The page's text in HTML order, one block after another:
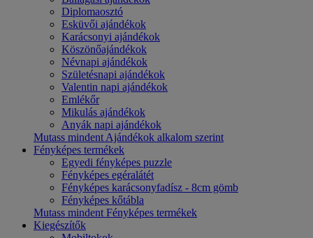
Diplomaosztó
Esküvői ajándékok
Karácsonyi ajándékok
Köszönőajándékok
Névnapi ajándékok
Születésnapi ajándékok
Valentin napi ajándékok
Emlékőr
Mikulás ajándékok
Anyák napi ajándékok
Mutass mindent Ajándékok alkalom szerint
Fényképes termékek
Egyedi fényképes puzzle
Fényképes egéralátét
Fényképes karácsonyfadísz - 8cm gömb
Fényképes kőtábla
Mutass mindent Fényképes termékek
Kiegészítők